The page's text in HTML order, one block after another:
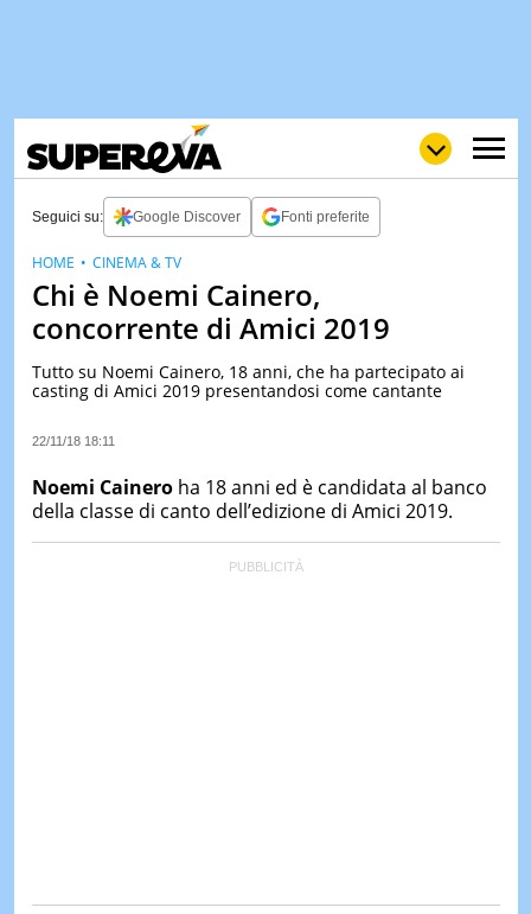
VIDEO
& TV
&
Seguici su: Google Discover Fonti preferite
Chi è Noemi Cainero,
concorrente di Amici 2019
Tutto su Noemi Cainero, 18 anni, che ha partecipato ai
casting di Amici 2019 presentandosi come cantante
22/11/18 18:11
HOME CINEMA & TV
Noemi Caineroha 18 anni ed è candidata al banco
della classe di canto dell’edizione di Amici 2019.